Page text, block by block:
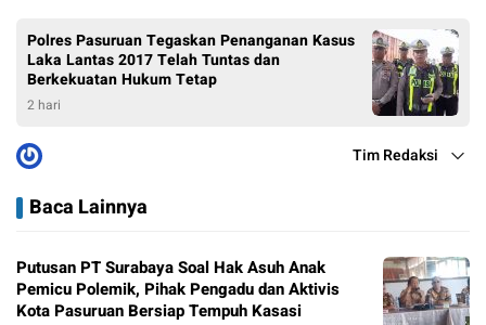
Polres Pasuruan Tegaskan Penanganan Kasus
Laka Lantas 2017 Telah Tuntas dan
Berkekuatan Hukum Tetap
2 hari
Tim Redaksi
Baca Lainnya
Putusan PT Surabaya Soal Hak Asuh Anak
Pemicu Polemik, Pihak Pengadu dan Aktivis
Kota Pasuruan Bersiap Tempuh Kasasi